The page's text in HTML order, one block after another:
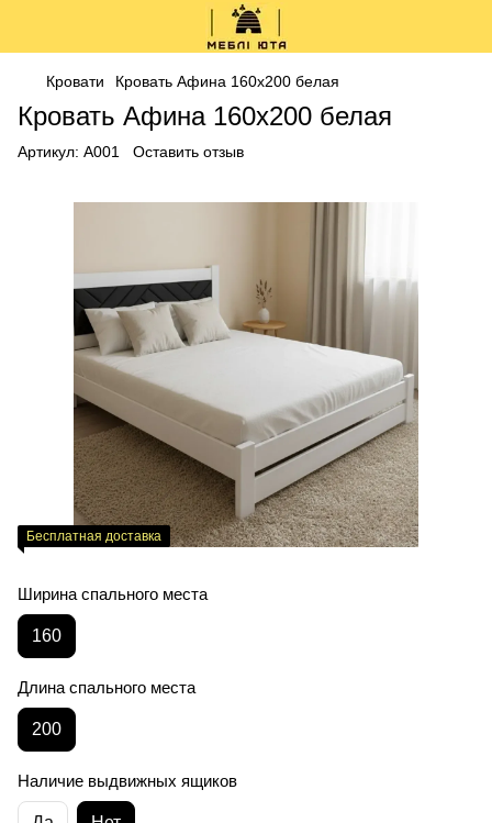
Кровати Кровать Афина 160x200 белая
Кровать Афина 160x200 белая
Артикул: А001 Оставить отзыв
Бесплатная доставка
Ширина спального места
160
Длина спального места
200
Наличие выдвижных ящиков